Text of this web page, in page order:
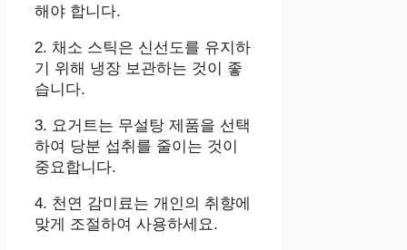
해야 합니다.
2. 채소 스틱은 신선도를 유지하
기 위해 냉장 보관하는 것이 좋
습니다.
3. 요거트는 무설탕 제품을 선택
하여 당분 섭취를 줄이는 것이
중요합니다.
4. 천연 감미료는 개인의 취향에
맞게 조절하여 사용하세요.